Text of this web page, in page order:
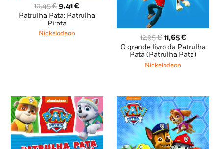
10,45€ O
preço
original
era:
9,41€O
preço
Patrulha Pata: Patrulha
Pirata
Nickelodeon
12,95€ O
preço
original
era:
11,65€O
preço
atual
O grande livro da Patrulha
Pata (Patrulha Pata)
Nickelodeon